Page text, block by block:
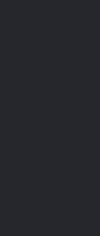
persona (€ 50,00
al termine del
la ricevuta di
sul c/c bancario
– Varese